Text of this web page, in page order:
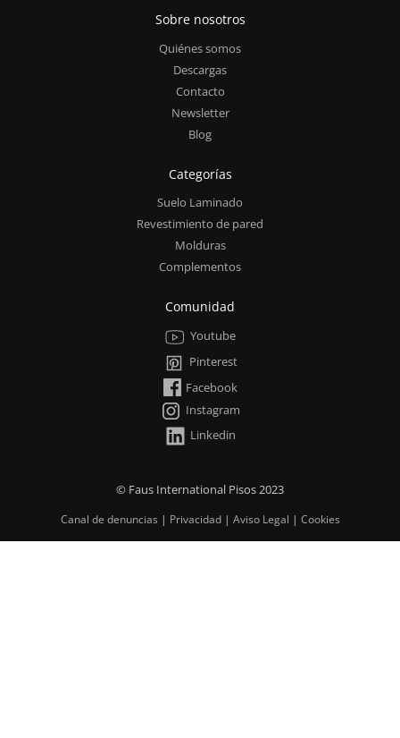
Sobre nosotros
Quiénes somos
Descargas
Contacto
Newsletter
Blog
Categorías
Suelo Laminado
Revestimiento de pared
Molduras
Complementos
Comunidad
Youtube
Pinterest
Facebook
Instagram
Linkedin
© Faus International Pisos 2023
Canal de denuncias | Privacidad| Aviso Legal | Cookies